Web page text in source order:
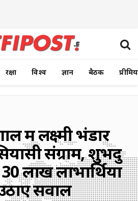
रक्षा विश्व ज्ञान बैठक
में लक्ष्मी भंडार
संग्राम, शुभेंदु
लाख लाभार्थियों
सवाल